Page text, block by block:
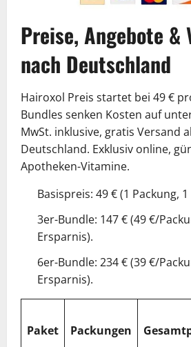
Preise, Angebote &
nach Deutschland
Hairoxol Preis startet bei 49 €
Bundles senken Kosten auf
MwSt. inklusive, gratis Versand
Deutschland. Exklusiv online,
Apotheken-Vitamine.
Basispreis: 49 € (1 Packung,
3er-Bundle: 147 € (49 €/
Ersparnis).
6er-Bundle: 234 € (39 €/
Ersparnis).
Paket Packungen